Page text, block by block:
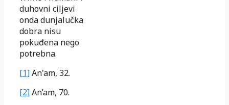
duhovni ciljevi
onda dunjalučka
dobra nisu
pokuđena nego
potrebna.
[1]An'am, 32.
[2]An’am, 70.